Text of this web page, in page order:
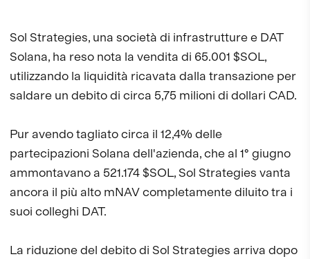
Sol Strategies, una società di infrastrutture e DAT
Solana, ha reso nota la vendita di 65.001 $SOL,
utilizzando la liquidità ricavata dalla transazione per
saldare un debito di circa 5,75 milioni di dollari CAD.
Pur avendo tagliato circa il 12,4% delle
partecipazioni Solana dell'azienda, che al 1° giugno
ammontavano a 521.174 $SOL, Sol Strategies vanta
ancora il più alto mNAV completamente diluito tra i
suoi colleghi DAT.
La riduzione del debito di Sol Strategies arriva dopo